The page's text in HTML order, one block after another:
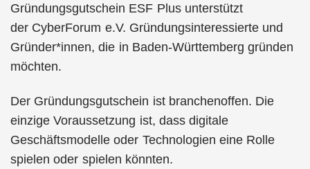
Gründungsgutschein ESF Plus unterstützt
der CyberForum e.V. Gründungsinteressierte und
Gründer*innen, die in Baden-Württemberg gründen
möchten.
Der Gründungsgutschein ist branchenoffen. Die
einzige Voraussetzung ist, dass digitale
Geschäftsmodelle oder Technologien eine Rolle
spielen oder spielen könnten.